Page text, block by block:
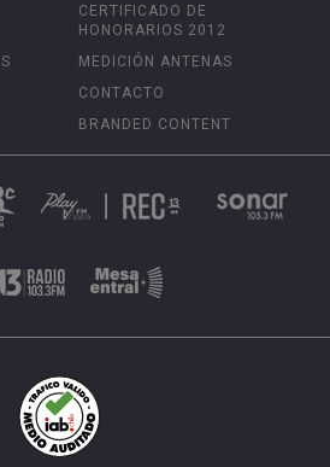
CERTIFICADO DE
HONORARIOS 2012
MEDICIÓN ANTENAS
CONTACTO
BRANDED CONTENT